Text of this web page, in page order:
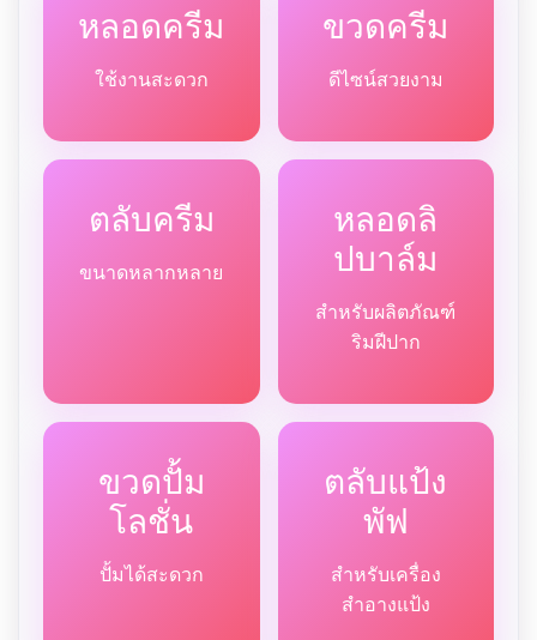
หลอดครีม
ใช้งานสะดวก
ขวดครีม
ดีไซน์สวยงาม
ตลับครีม
ขนาดหลากหลาย
หลอดลิ
ปบาล์ม
สำหรับผลิตภัณฑ์
ริมฝีปาก
ขวดปั้ม
โลชั่น
ปั้มได้สะดวก
ตลับแป้ง
พัฟ
สำหรับเครื่อง
สำอางแป้ง